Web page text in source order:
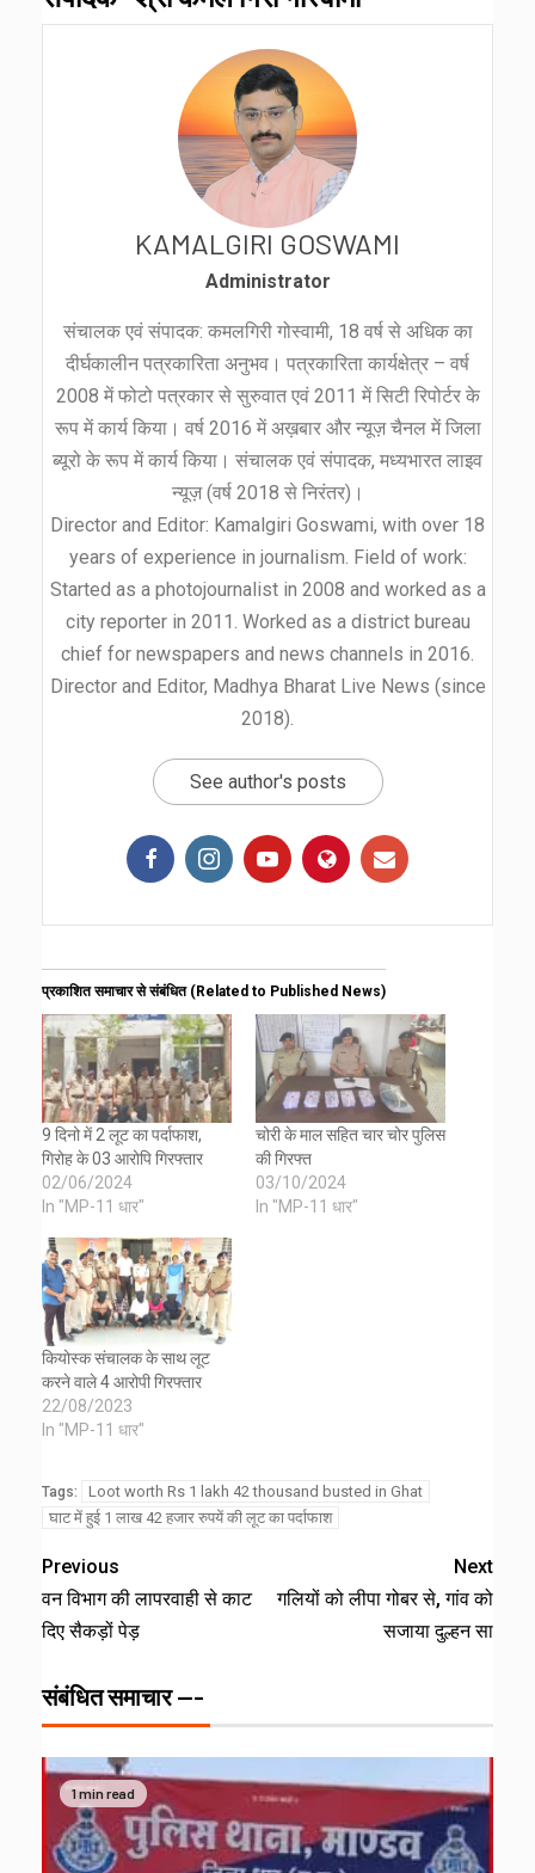
KAMALGIRI GOSWAMI
Administrator
संचालक एवं संपादक: कमलगिरी गोस्वामी, 18 वर्ष से अधिक का
दीर्घकालीन पत्रकारिता अनुभव। पत्रकारिता कार्यक्षेत्र – वर्ष
2008 में फोटो पत्रकार से सुरुवात एवं 2011 में सिटी रिपोर्टर के
रूप में कार्य किया। वर्ष 2016 में अख़बार और न्यूज़ चैनल में जिला
ब्यूरो के रूप में कार्य किया। संचालक एवं संपादक, मध्यभारत लाइव
न्यूज़ (वर्ष 2018 से निरंतर)।
Director and Editor: Kamalgiri Goswami, with over 18
years of experience in journalism. Field of work:
Started as a photojournalist in 2008 and worked as a
city reporter in 2011. Worked as a district bureau
chief for newspapers and news channels in 2016.
Director and Editor, Madhya Bharat Live News (since
2018).
See author's posts
प्रकाशित समाचार से संबंधित (Related to Published News)
9 दिनो में 2 लूट का पर्दाफाश,
गिरोह के 03 आरोपि गिरफ्तार
02/06/2024
In "MP-11 धार"
चोरी के माल सहित चार चोर पुलिस
की गिरफ्त
03/10/2024
In "MP-11 धार"
कियोस्क संचालक के साथ लूट
करने वाले 4 आरोपी गिरफ्तार
22/08/2023
In "MP-11 धार"
Tags:
Loot worth Rs 1 lakh 42 thousand busted in Ghat
घाट में हुई 1 लाख 42 हजार रुपयें की लूट का पर्दाफाश
Previous
वन विभाग की लापरवाही से काट
दिए सैकड़ों पेड़
Next
गलियों को लीपा गोबर से, गांव को
सजाया दुल्हन सा
संबंधित समाचार ---
1 min read